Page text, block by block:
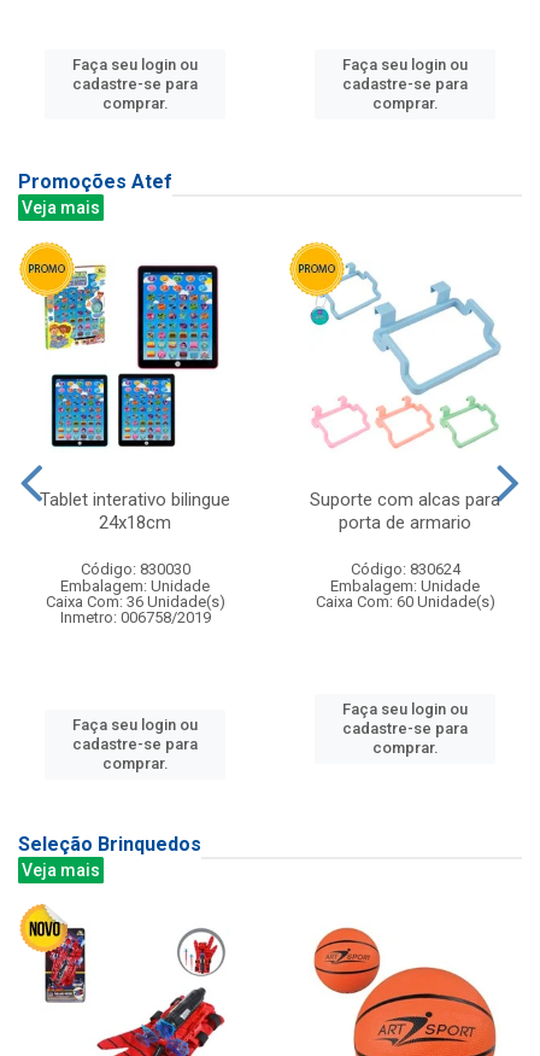
Faça seu login ou
cadastre-se para
comprar.
Faça seu login ou
cadastre-se para
comprar.
Promoções Atef
Veja mais
Tablet interativo bilingue
24x18cm
Código: 830030
Embalagem: Unidade
Caixa Com: 36 Unidade(s)
Inmetro: 006758/2019
Faça seu login ou
cadastre-se para
comprar.
Suporte com alcas para
porta de armario
Código: 830624
Embalagem: Unidade
Caixa Com: 60 Unidade(s)
Faça seu login ou
cadastre-se para
comprar.
Seleção Brinquedos
Veja mais